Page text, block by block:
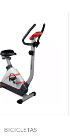
BICICLETAS